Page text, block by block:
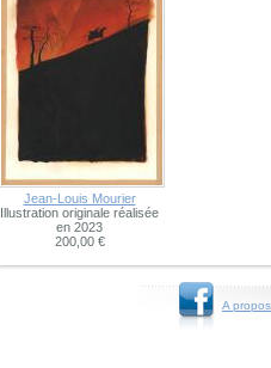
Jean-Louis Mourier
Illustration originale réalisée
en 2023
200,00 €
A